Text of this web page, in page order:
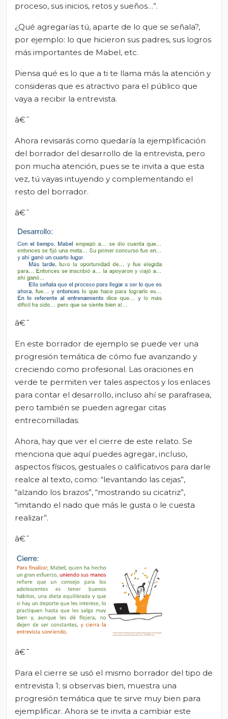
proceso, sus inicios, retos y sueños…”.
¿Qué agregarías tú, aparte de lo que se señala?,
por ejemplo: lo que hicieron sus padres, sus logros
más importantes de Mabel, etc.
Piensa qué es lo que a ti te llama más la atención y
consideras que es atractivo para el público que
vaya a recibir la entrevista.
â€¯
Ahora revisarás como quedaría la ejemplificación
del borrador del desarrollo de la entrevista, pero
pon mucha atención, pues se te invita a que esta
vez, tú vayas intuyendo y complementando el
resto del borrador.
â€¯
â€¯
En este borrador de ejemplo se puede ver una
progresión temática de cómo fue avanzando y
creciendo como profesional. Las oraciones en
verde te permiten ver tales aspectos y los enlaces
para contar el desarrollo, incluso ahí se parafrasea,
pero también se pueden agregar citas
entrecomilladas.
Ahora, hay que ver el cierre de este relato. Se
menciona que aquí puedes agregar, incluso,
aspectos físicos, gestuales o calificativos para darle
realce al texto, como: “levantando las cejas”,
“alzando los brazos”, “mostrando su cicatriz”,
“imitando el nado que más le gusta o le cuesta
realizar”.
â€¯
â€¯
Para el cierre se usó el mismo borrador del tipo de
entrevista 1; si observas bien, muestra una
progresión temática que te sirve muy bien para
ejemplificar. Ahora se te invita a cambiar este